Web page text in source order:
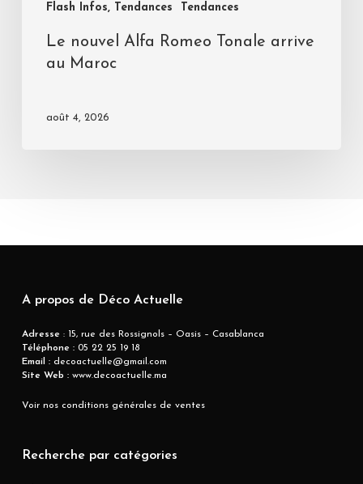
Flash Infos, Tendances Tendances
Le nouvel Alfa Romeo Tonale arrive
au Maroc
août 4, 2026
A propos de Déco Actuelle
Adresse : 15, rue des Rossignols – Oasis – Casablanca
Téléphone :05 22 25 19 18
Email :decoactuelle@gmail.com
Site Web :www.decoactuelle.ma
Voir nos conditions générales de ventes
Recherche par catégories